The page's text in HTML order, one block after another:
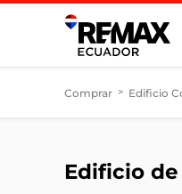
Comprar > Edificio
Edificio